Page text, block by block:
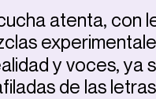
atenta, con
y voces, ya
de las